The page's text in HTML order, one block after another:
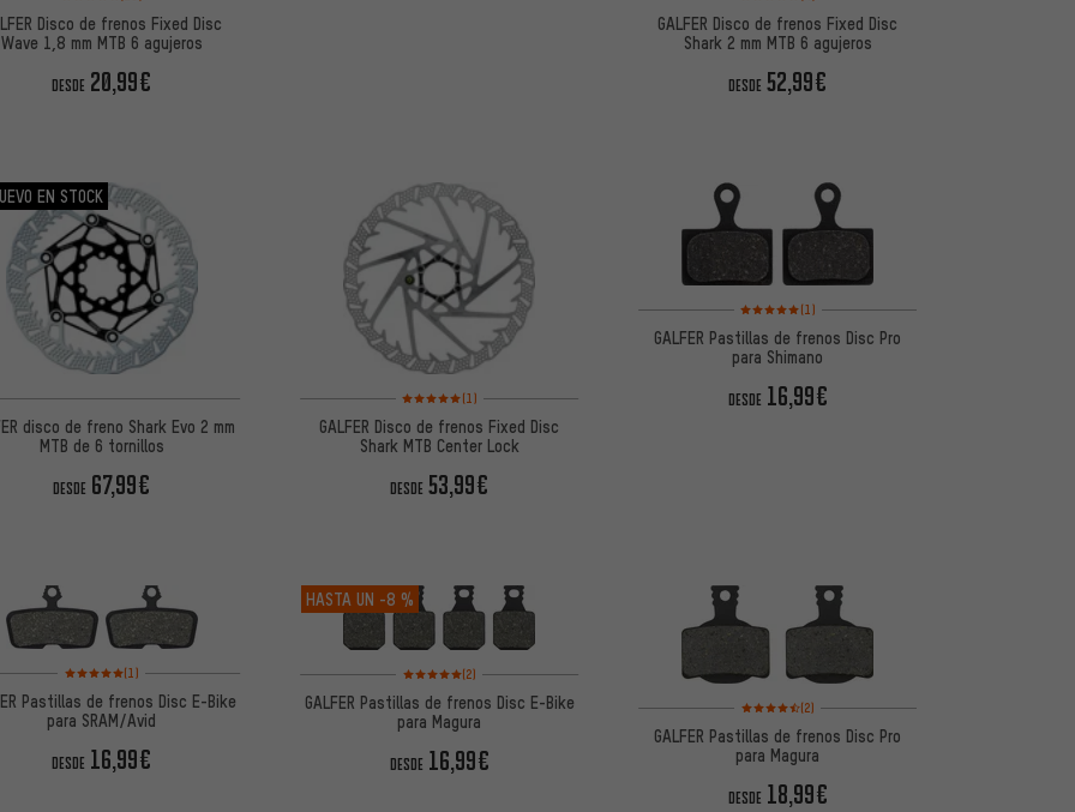
Disco de frenos Fixed Disc
Wave 1,8 mm MTB 6 agujeros
DESDE 20,99€
GALFER Disco de frenos Fixed Disc
Shark 2 mm MTB 6 agujeros
DESDE 52,99€
EN STOCK
disco de freno Shark Evo 2 mm
MTB de 6 tornillos
DESDE 67,99€
Valoración media: 5 de 5 basada en 1 reseñas
(1)
GALFER Disco de frenos Fixed Disc
Shark MTB Center Lock
DESDE 53,99€
Valoración media: 5 de 5 basada en 1 reseñas
(1)
GALFER Pastillas de frenos Disc Pro
para Shimano
DESDE 16,99€
Valoración media: 5 de 5 basada en 1 reseñas
(1)
Pastillas de frenos Disc E-Bike
para SRAM/Avid
DESDE 16,99€
HASTA UN -8 %
Valoración media: 5 de 5 basada en 2 reseñas
(2)
GALFER Pastillas de frenos Disc E-Bike
para Magura
DESDE 16,99€
Valoración media: 4,5 de 5 basada en 2 reseñas
(2)
GALFER Pastillas de frenos Disc Pro
para Magura
DESDE 18,99€